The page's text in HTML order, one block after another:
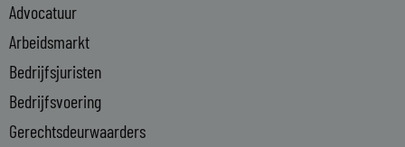
d
i
n
-
i
n
Advocatuur
Arbeidsmarkt
Bedrijfsjuristen
Bedrijfsvoering
Gerechtsdeurwaarders